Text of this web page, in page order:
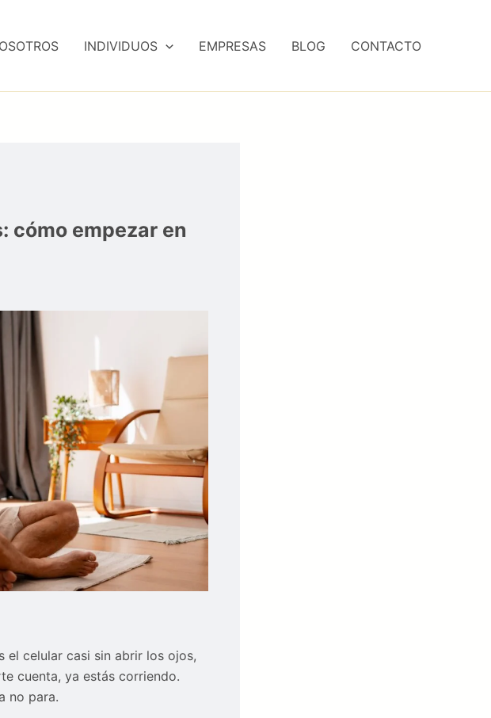
INDIVIDUOS EMPRESAS BLOG CONTACTO
cómo empezar en
el celular casi sin abrir los ojos,
cuenta, ya estás corriendo.
no para.